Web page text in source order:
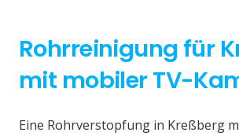
Rohrreinigung für
mit mobiler TV-
Eine Rohrverstopfung in Kreßberg